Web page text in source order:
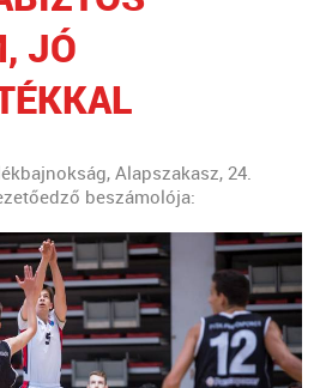
JÓ
Alapszakasz, 24.
beszámolója: